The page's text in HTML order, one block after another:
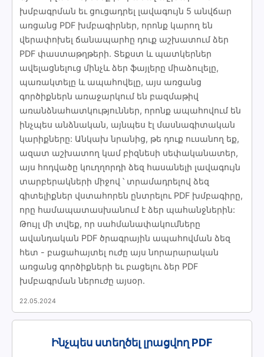
խմբագրման եւ ցուցադրել լավագույն 5 անվճար
առցանց PDF խմբագիրներ, որոնք կարող են
վերափոխել ճանապարհը դուք աշխատում ձեր
PDF փաստաթղթերի. Տեքստ և պատկերներ
ավելացնելուց մինչև ձեր ֆայլերը միաձուլելը,
պառակտելը և ապահովելը, այս առցանց
գործիքներն առաջարկում են բազմաթիվ
առանձնահատկություններ, որոնք ապահովում են
ինչպես անձնական, այնպես էլ մասնագիտական
կարիքները: Անկախ նրանից, թե դուք ուսանող եք,
ազատ աշխատող կամ բիզնեսի սեփականատեր,
այս հոդվածը կուղղորդի ձեզ հասանելի լավագույն
տարբերակների միջով ՝ տրամադրելով ձեզ
գիտելիքներ վստահորեն ընտրելու PDF խմբագիրը,
որը համապատասխանում է ձեր պահանջներին:
Թույլ մի տվեք, որ սահմանափակումները
ավանդական PDF ծրագրային ապահովման ձեզ
հետ - բացահայտել ուժը այս նորարարական
առցանց գործիքների եւ բացելու ձեր PDF
խմբագրման ներուժը այսօր.
22.05.2024
Ինչպես ստեղծել լրացվող PDF